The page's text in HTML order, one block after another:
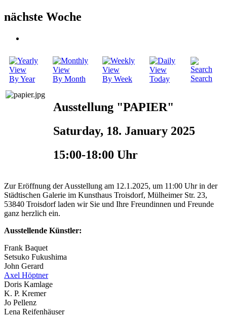
nächste Woche
By Year By Month By Week Today Search
Ausstellung "PAPIER"
Saturday, 18. January 2025
15:00-18:00 Uhr
Zur Eröffnung der Ausstellung am 12.1.2025, um 11:00 Uhr in der
Städtischen Galerie im Kunsthaus Troisdorf, Mülheimer Str. 23,
53840 Troisdorf laden wir Sie und Ihre Freundinnen und Freunde
ganz herzlich ein.
Ausstellende Künstler:
Frank Baquet
Setsuko Fukushima
John Gerard
Axel Höptner
Doris Kamlage
K. P. Kremer
Jo Pellenz
Lena Reifenhäuser